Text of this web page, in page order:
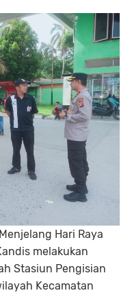
Menjelang Hari Raya
melakukan
Stasiun Pengisian
Kecamatan